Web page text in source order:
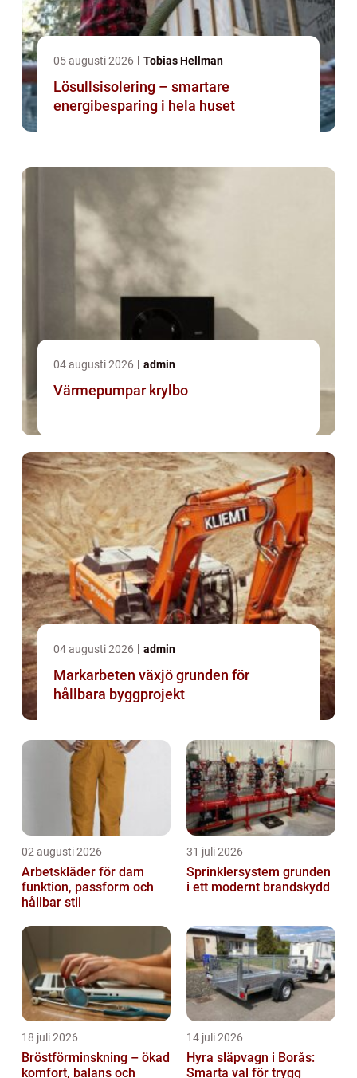
05 augusti 2026 Tobias Hellman
Lösullsisolering – smartare
energibesparing i hela huset
04 augusti 2026 admin
Värmepumpar krylbo
04 augusti 2026 admin
Markarbeten växjö grunden för
hållbara byggprojekt
02 augusti 2026
Arbetskläder för dam
funktion, passform och
hållbar stil
31 juli 2026
Sprinklersystem grunden
i ett modernt brandskydd
18 juli 2026
Bröstförminskning – ökad
komfort, balans och
14 juli 2026
Hyra släpvagn i Borås:
Smarta val för trygg